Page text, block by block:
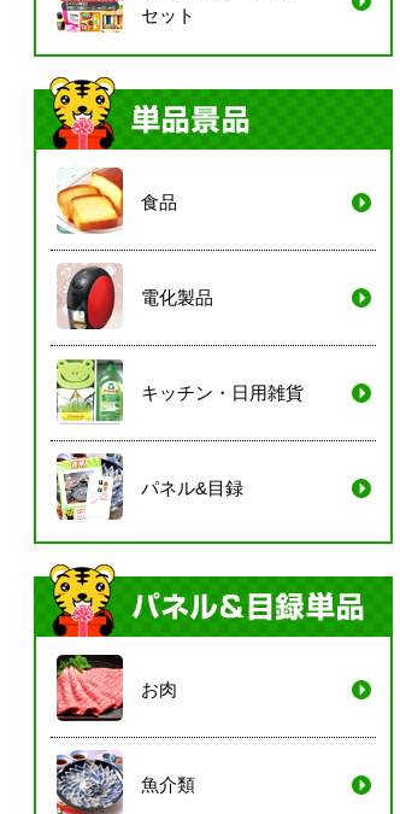
セット
食品
電化製品
キッチン・日用雑貨
パネル&目録
お肉
魚介類